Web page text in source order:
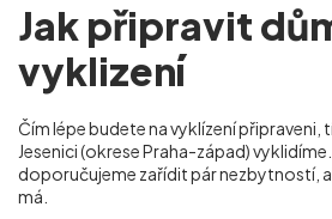
Jak připravit
vyklizení
Čím lépe budete na vyklízení připraveni,
Jesenici (okrese Praha-západ) vyklidíme.
doporučujeme zařídit pár nezbytností,
má.